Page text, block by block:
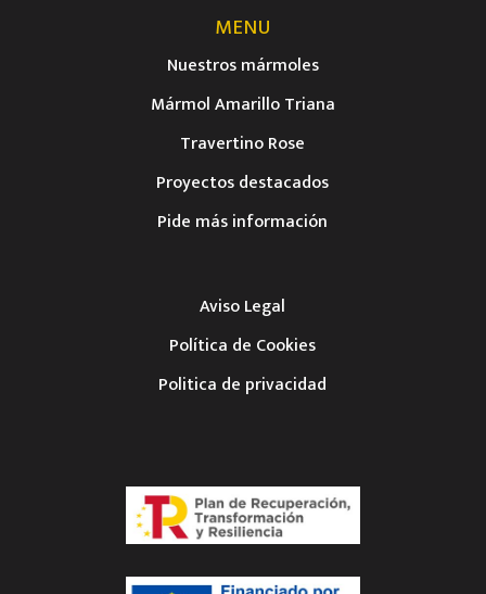
MENU
Nuestros mármoles
Mármol Amarillo Triana
Travertino Rose
Proyectos destacados
Pide más información
Aviso Legal
Política de Cookies
Politica de privacidad